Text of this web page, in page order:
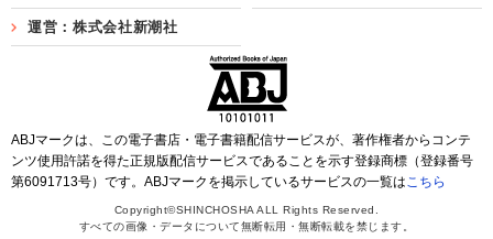
運営：株式会社新潮社
ABJマークは、この電子書店・電子書籍配信サービスが、著作権者からコンテ
ンツ使用許諾を得た正規版配信サービスであることを示す登録商標（登録番号
第6091713号）です。ABJマークを掲示しているサービスの一覧はこちら
Copyright©SHINCHOSHA ALL Rights Reserved.
すべての画像・データについて無断転用・無断転載を禁じます。